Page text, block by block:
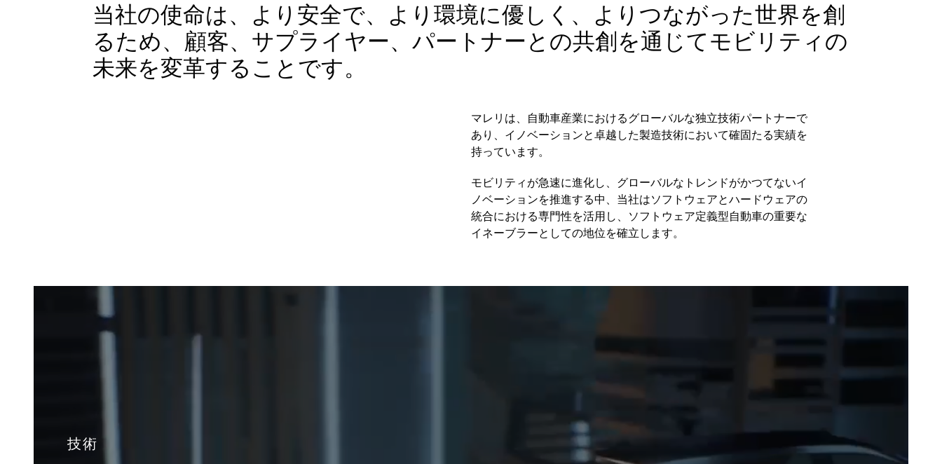
当社の使命は、より安全で、より環境に優しく、よりつながった世界を創
るため、顧客、サプライヤー、パートナーとの共創を通じてモビリティの
未来を変革することです。
マレリは、自動車産業におけるグローバルな独立技術パートナーで
あり、イノベーションと卓越した製造技術において確固たる実績を
持っています。
モビリティが急速に進化し、グローバルなトレンドがかつてないイ
ノベーションを推進する中、当社はソフトウェアとハードウェアの
統合における専門性を活用し、ソフトウェア定義型自動車の重要な
イネーブラーとしての地位を確立します。
技術